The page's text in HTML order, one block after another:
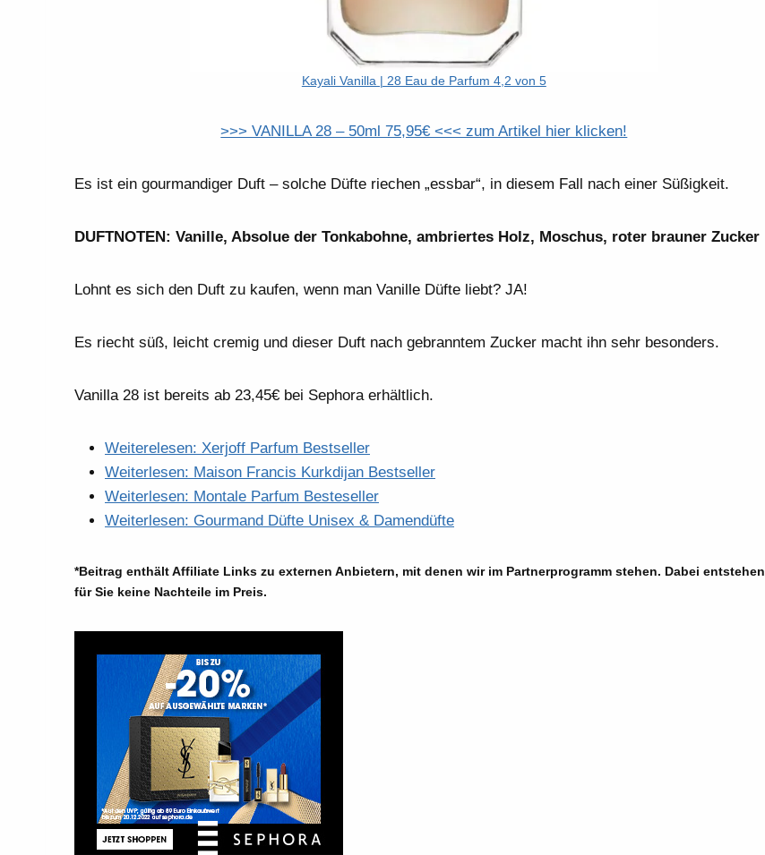
Kayali Vanilla | 28 Eau de Parfum 4,2 von 5
>>> VANILLA 28 – 50ml 75,95€ <<< zum Artikel hier klicken!
Es ist ein gourmandiger Duft – solche Düfte riechen „essbar“, in diesem Fall nach einer Süßigkeit.
DUFTNOTEN: Vanille, Absolue der Tonkabohne, ambriertes Holz, Moschus, roter brauner Zucker
Lohnt es sich den Duft zu kaufen, wenn man Vanille Düfte liebt? JA!
Es riecht süß, leicht cremig und dieser Duft nach gebranntem Zucker macht ihn sehr besonders.
Vanilla 28 ist bereits ab 23,45€ bei Sephora erhältlich.
Weiterelesen: Xerjoff Parfum Bestseller
Weiterlesen: Maison Francis Kurkdijan Bestseller
Weiterlesen: Montale Parfum Besteseller
Weiterlesen: Gourmand Düfte Unisex & Damendüfte
*Beitrag enthält Affiliate Links zu externen Anbietern, mit denen wir im Partnerprogramm stehen. Dabei entstehen
für Sie keine Nachteile im Preis.